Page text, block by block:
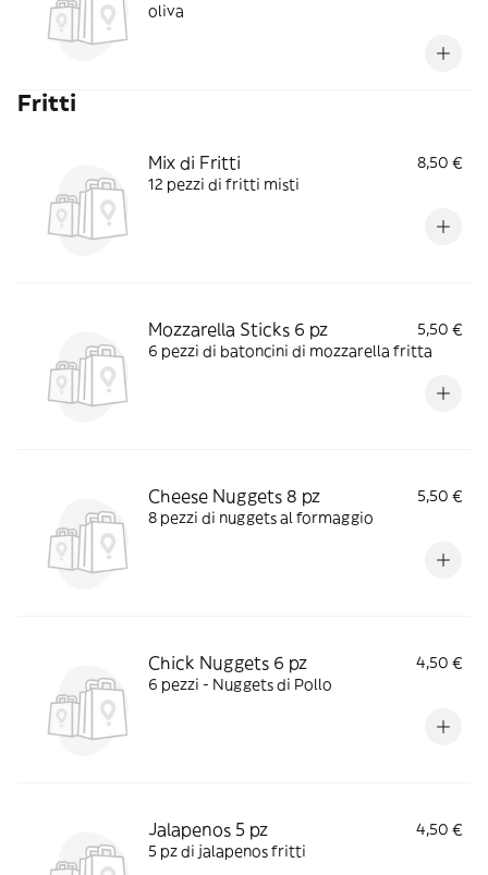
oliva
Fritti
Mix di Fritti
8,50 €
12 pezzi di fritti misti
Mozzarella Sticks 6 pz
5,50 €
6 pezzi di batoncini di mozzarella fritta
Cheese Nuggets 8 pz
5,50 €
8 pezzi di nuggets al formaggio
Chick Nuggets 6 pz
4,50 €
6 pezzi - Nuggets di Pollo
Jalapenos 5 pz
4,50 €
5 pz di jalapenos fritti